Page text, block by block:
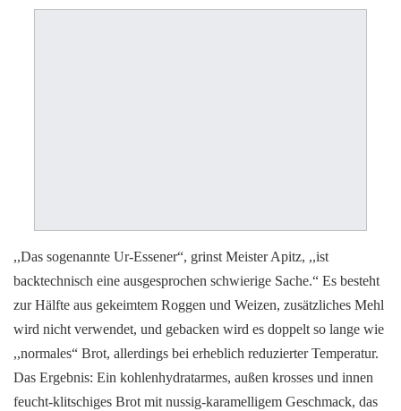
,,Das sogenannte Ur-Essener“, grinst Meister Apitz, ,,ist
backtechnisch eine ausgesprochen schwierige Sache.“ Es besteht
zur Hälfte aus gekeimtem Roggen und Weizen, zusätzliches Mehl
wird nicht verwendet, und gebacken wird es doppelt so lange wie
,,normales“ Brot, allerdings bei erheblich reduzierter Temperatur.
Das Ergebnis: Ein kohlenhydratarmes, außen krosses und innen
feucht-klitschiges Brot mit nussig-karamelligem Geschmack, das